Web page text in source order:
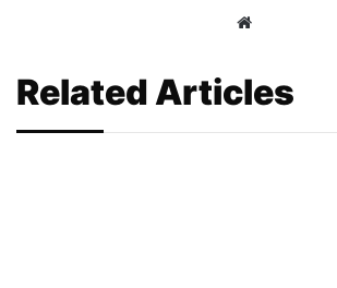
Website
Related Articles